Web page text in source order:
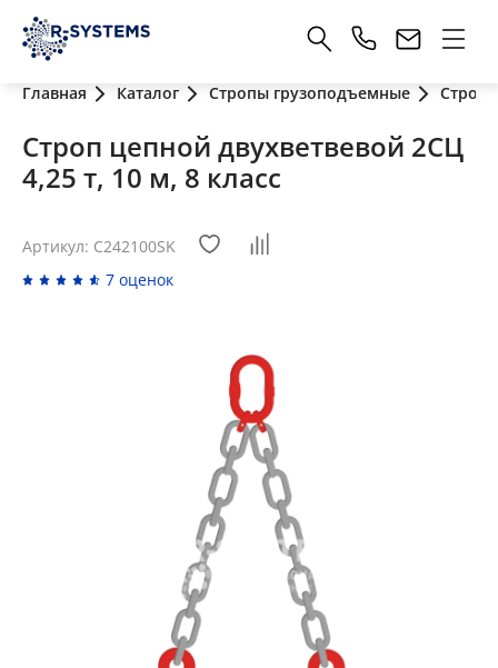
Главная Каталог Стропы грузоподъемные
Строп цепной двухветвевой 2СЦ
4,25 т, 10 м, 8 класс
Артикул: C242100SK
7 оценок